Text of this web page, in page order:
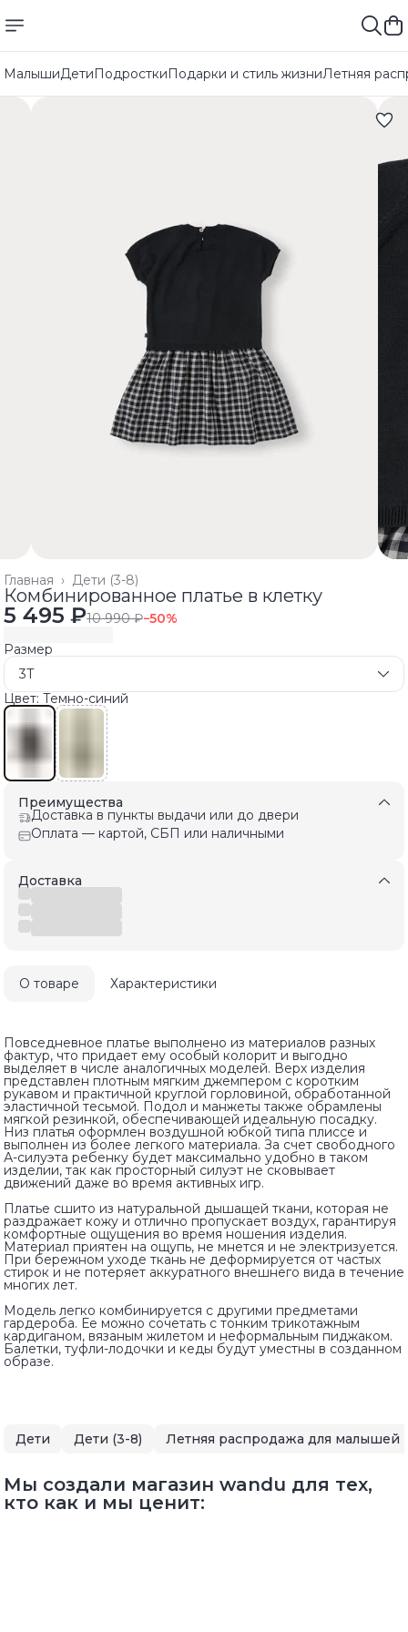
МалышиДетиПодросткиПодарки и стиль жизниЛетняя
Дети (3-8)
Главная ›
Комбинированное платье в клетку
5 495 ₽10 990 ₽−50%
Размер
3T
Цвет: Темно-синий
Преимущества
Доставка в пункты выдачи или до двери
Оплата — картой, СБП или наличными
Доставка
О товаре Характеристики
Повседневное платье выполнено из материалов разных
фактур, что придает ему особый колорит и выгодно
выделяет в числе аналогичных моделей. Верх изделия
представлен плотным мягким джемпером с коротким
рукавом и практичной круглой горловиной, обработанной
эластичной тесьмой. Подол и манжеты также обрамлены
мягкой резинкой, обеспечивающей идеальную посадку.
Низ платья оформлен воздушной юбкой типа плиссе и
выполнен из более легкого материала. За счет свободного
А-силуэта ребенку будет максимально удобно в таком
изделии, так как просторный силуэт не сковывает
движений даже во время активных игр.
Платье сшито из натуральной дышащей ткани, которая не
раздражает кожу и отлично пропускает воздух, гарантируя
комфортные ощущения во время ношения изделия.
Материал приятен на ощупь, не мнется и не электризуется.
При бережном уходе ткань не деформируется от частых
стирок и не потеряет аккуратного внешнего вида в течение
многих лет.
Модель легко комбинируется с другими предметами
гардероба. Ее можно сочетать с тонким трикотажным
кардиганом, вязаным жилетом и неформальным пиджаком.
Балетки, туфли-лодочки и кеды будут уместны в созданном
образе.
Дети Дети (3-8)
Мы создали магазин wandu для тех,
кто как и мы ценит: